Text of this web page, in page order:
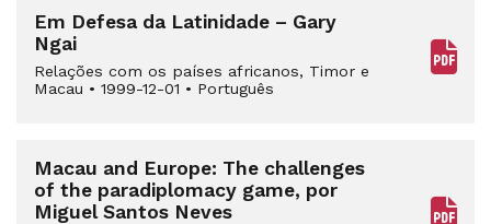
Em Defesa da Latinidade – Gary
Ngai
Relações com os países africanos, Timor e
Macau • 1999-12-01 • Português
Macau and Europe: The challenges
of the paradiplomacy game, por
Miguel Santos Neves